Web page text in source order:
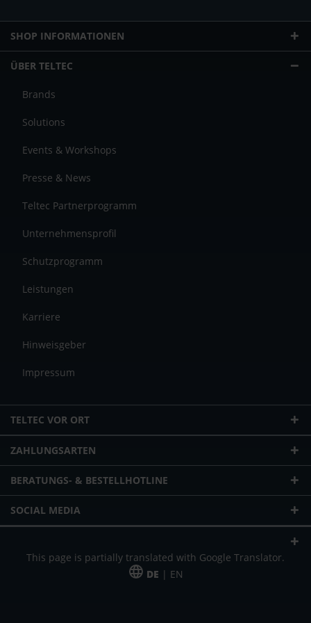
SHOP INFORMATIONEN
ÜBER TELTEC
Brands
Solutions
Events & Workshops
Presse & News
Teltec Partnerprogramm
Unternehmensprofil
Schutzprogramm
Leistungen
Karriere
Hinweisgeber
Impressum
TELTEC VOR ORT
ZAHLUNGSARTEN
BERATUNGS- & BESTELLHOTLINE
SOCIAL MEDIA
This page is partially translated with Google Translator.
DE | EN